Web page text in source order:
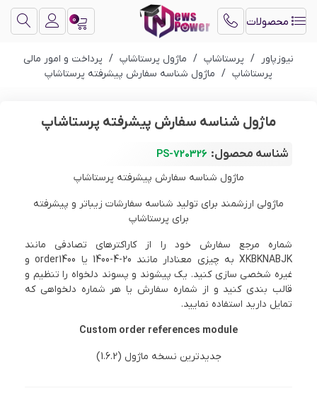
محصولات 0
نیوزپاور / پرستاشاپ / ماژول پرستاشاپ / پرداخت و امور مالی
پرستاشاپ / ماژول شناسه سفارش پیشرفته پرستاشاپ
ماژول شناسه سفارش پیشرفته پرستاشاپ
شناسه محصول: PS-720326
ماژول شناسه سفارش پیشرفته پرستاشاپ
ماژولی ارزشمند برای تولید شناسه سفارشات زیباتر و پیشرفته
برای پرستاشاپ
شماره مرجع سفارش خود را از کاراکترهای تصادفی مانند
XKBKNABJK به چیزی معنادار مانند 20-4-1400 یا order1400 و
غیره شخصی سازی کنید. یک پیشوند و پسوند دلخواه را تنظیم و
قالب بندی کنید و از شماره سفارش یا هر شماره دلخواهی که
تمایل دارید استفاده نمایید.
Custom order references module
جدیدترین نسخه ماژول (1.6.2)